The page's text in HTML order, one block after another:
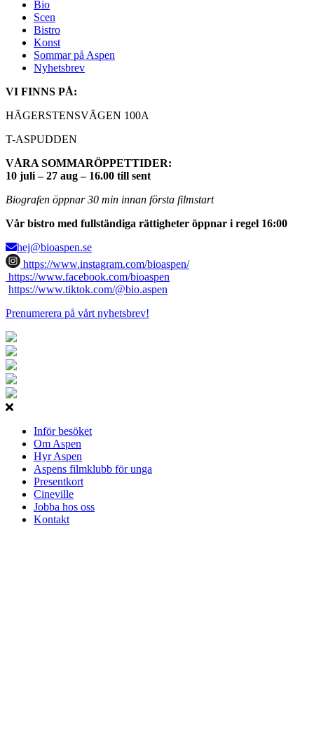
Bio
Scen
Bistro
Konst
Sommar på Aspen
Nyhetsbrev
VI FINNS PÅ:
HÄGERSTENSVÄGEN 100A
T-ASPUDDEN
VÅRA SOMMARÖPPETTIDER:
10 juli – 27 aug – 16.00 till sent
Biografen öppnar 30 min innan första filmstart
Vår bistro med fullständiga rättigheter öppnar i regel 16:00
hej@bioaspen.se
https://www.instagram.com/bioaspen/
https://www.facebook.com/bioaspen
https://www.tiktok.com/@bio.aspen
Prenumerera på vårt nyhetsbrev!
Inför besöket
Om Aspen
Hyr Aspen
Aspens filmklubb för unga
Presentkort
Cineville
Jobba hos oss
Kontakt